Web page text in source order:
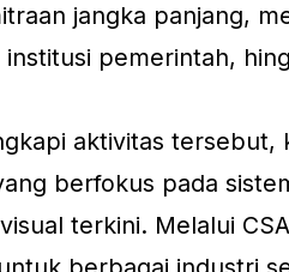
jangka panjang,
institusi pemerintah,
aktivitas tersebut,
berfokus pada
terkini. Melalui